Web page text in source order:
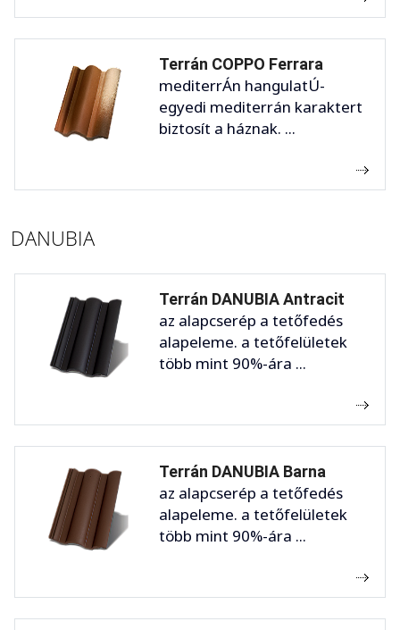
Terrán COPPO Ferrara
mediterrÁn hangulatÚ-
egyedi mediterrán karaktert
biztosít a háznak. ...
DANUBIA
Terrán DANUBIA Antracit
az alapcserép a tetőfedés
alapeleme. a tetőfelületek
több mint 90%-ára ...
Terrán DANUBIA Barna
az alapcserép a tetőfedés
alapeleme. a tetőfelületek
több mint 90%-ára ...